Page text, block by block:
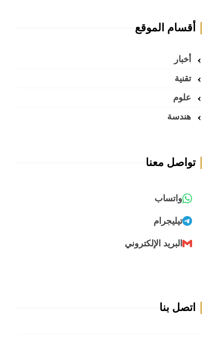
أقسام الموقع
أخبار
تقنية
علوم
هندسة
تواصل معنا
واتساب
تيليجرام
البريد الإلكتروني
اتصل بنا